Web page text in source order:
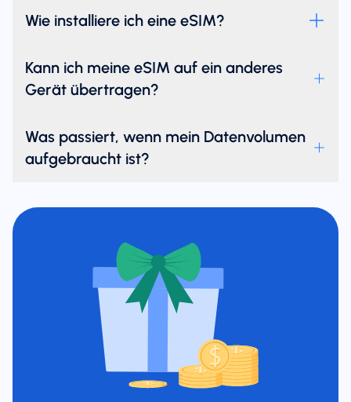
Wie installiere ich eine eSIM?
Kann ich meine eSIM auf ein anderes
Gerät übertragen?
Was passiert, wenn mein Datenvolumen
aufgebraucht ist?